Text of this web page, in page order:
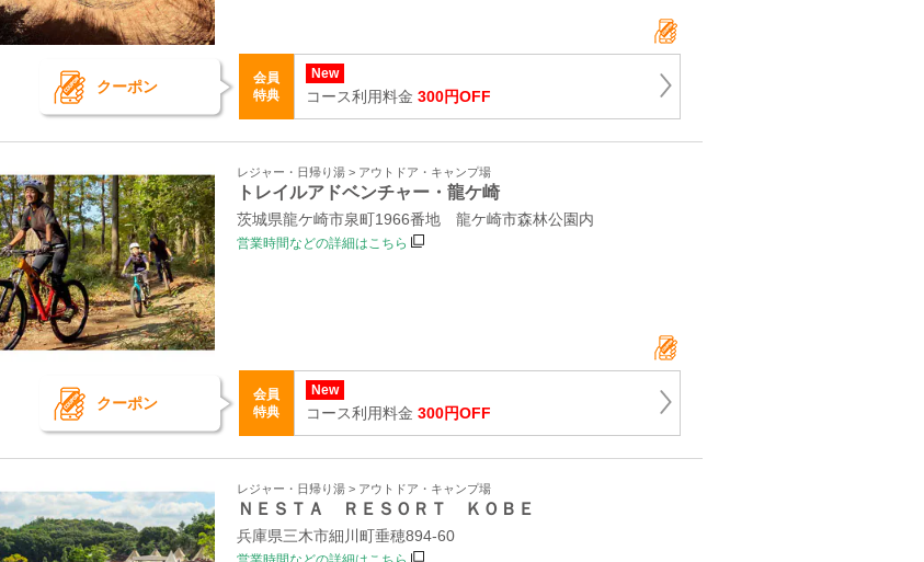
クーポン
会員
特典
New
コース利用料金 300円OFF
レジャー・日帰り湯 > アウトドア・キャンプ場
トレイルアドベンチャー・龍ケ崎
茨城県龍ケ崎市泉町1966番地 龍ケ崎市森林公園内
営業時間などの詳細はこちら
クーポン
会員
特典
New
コース利用料金 300円OFF
レジャー・日帰り湯 > アウトドア・キャンプ場
ＮＥＳＴＡ ＲＥＳＯＲＴ ＫＯＢＥ
兵庫県三木市細川町垂穂894-60